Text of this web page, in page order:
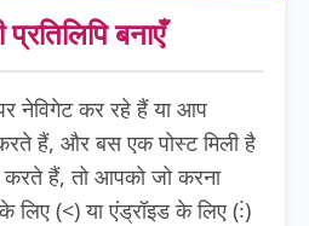
बनाएँ
नेविगेट कर रहे हैं या आप
हैं, और बस एक पोस्ट मिली है
हैं, तो आपको जो करना
(<) या एंड्रॉइड के लिए (⋮)